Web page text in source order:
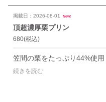
掲載日：2026-08-01 New!
頂超濃厚栗プリン
680(税込)
続きを読む